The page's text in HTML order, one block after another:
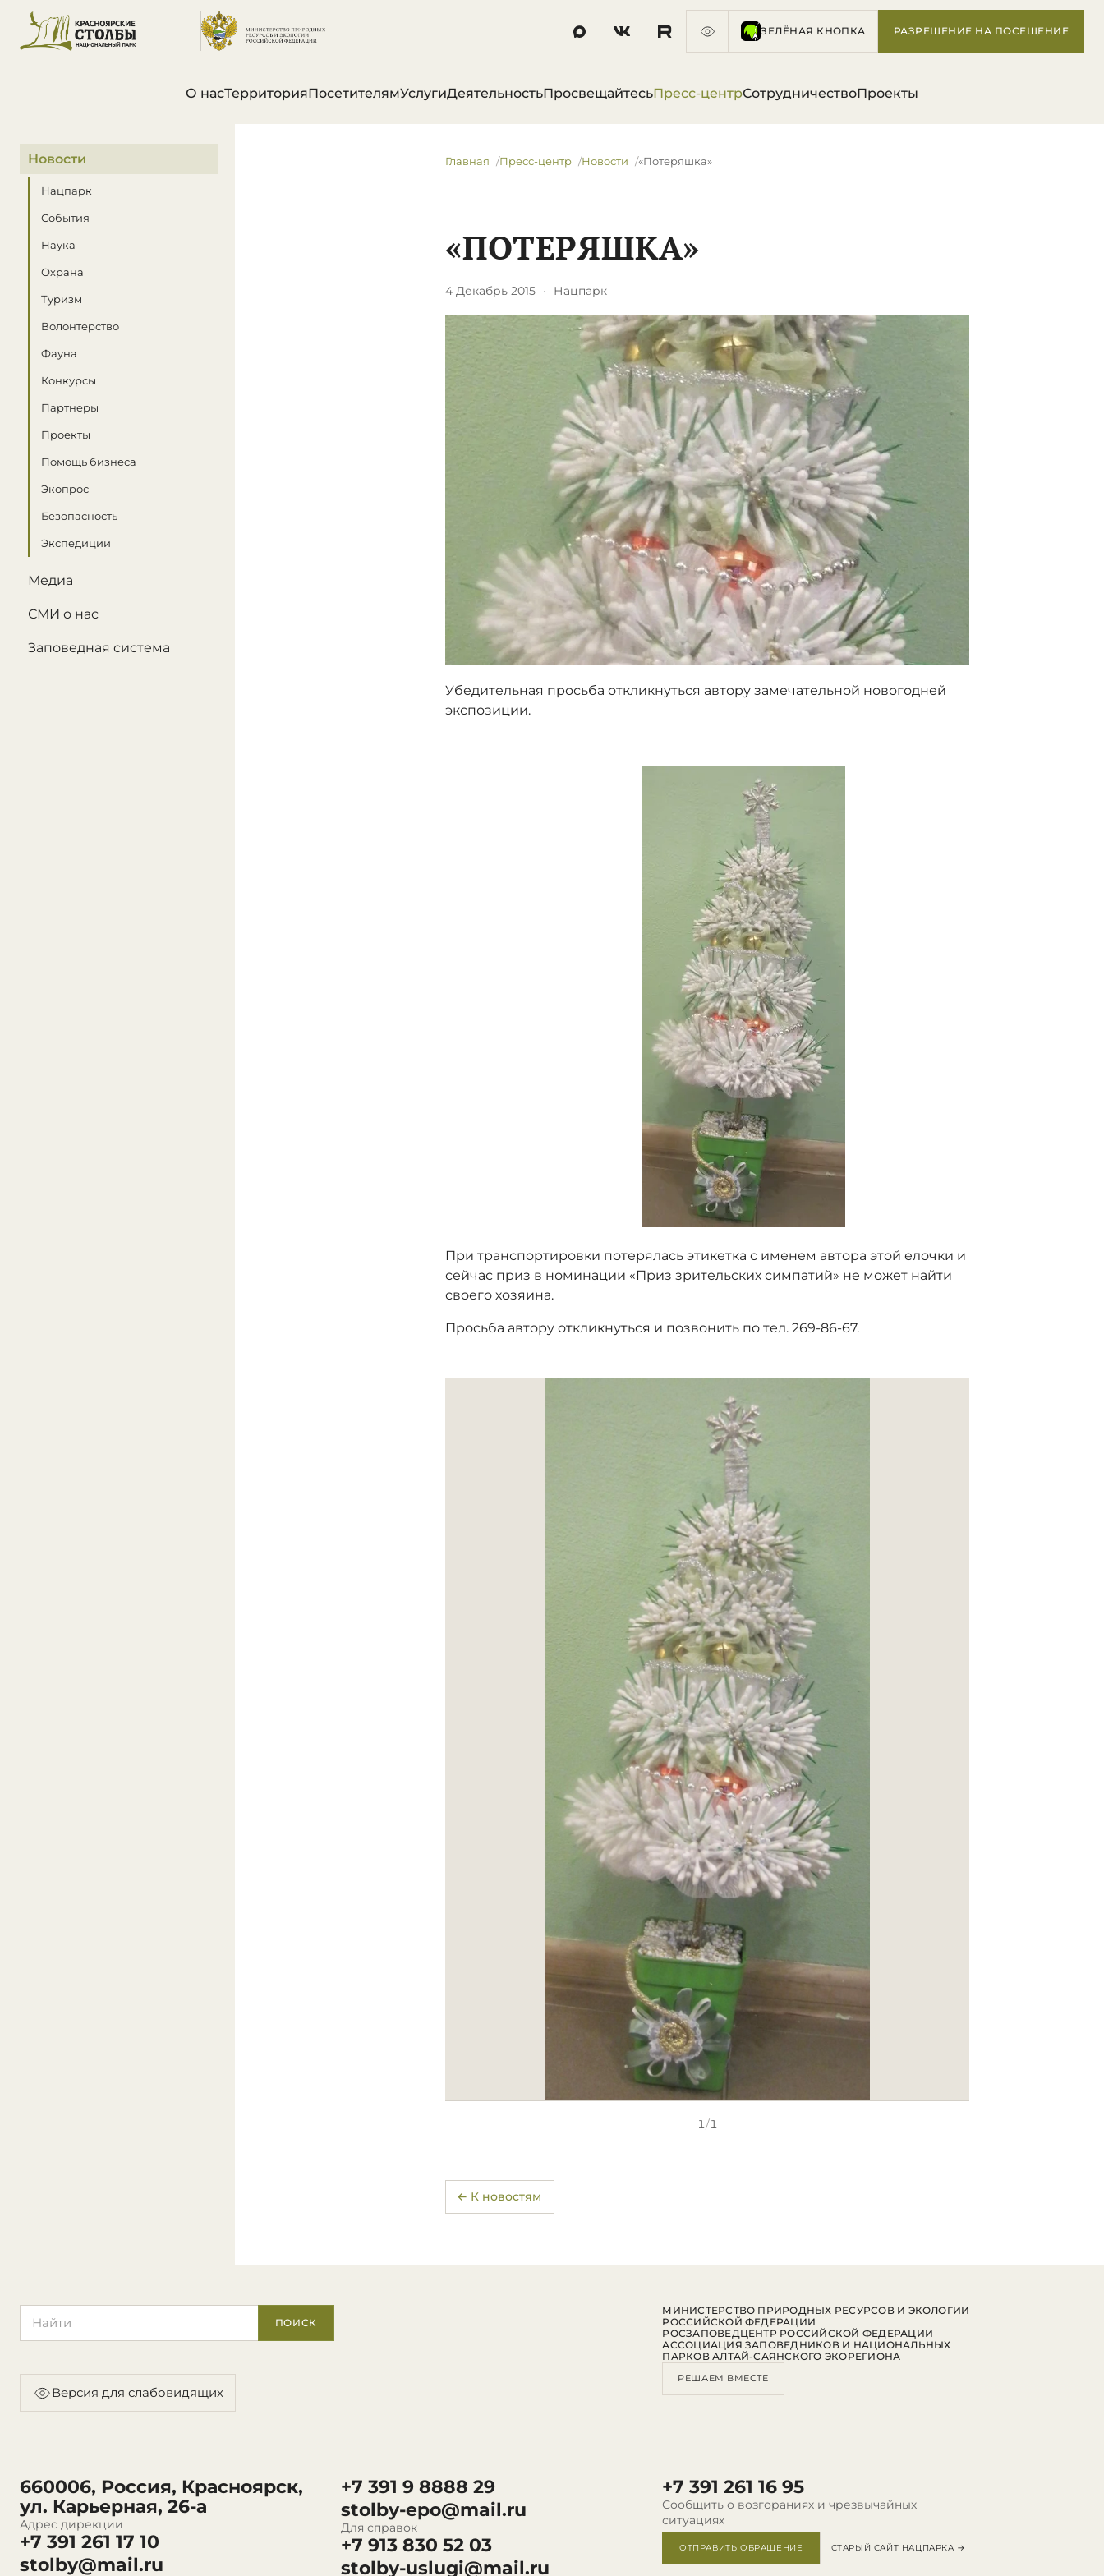
ЗЕЛЁНАЯ КНОПКА РАЗРЕШЕНИЕ НА ПОСЕЩЕНИЕ
О насТерриторияПосетителямУслугиДеятельностьПросвещайтесьПресс-центрСотрудничествоПроекты
В этом разделе
Новости
Нацпарк
События
Наука
Охрана
Туризм
Волонтерство
Фауна
Конкурсы
Партнеры
Проекты
Помощь бизнеса
Экопрос
Безопасность
Экспедиции
Медиа
СМИ о нас
Заповедная система
Главная Пресс-центр Новости «Потеряшка»
«ПОТЕРЯШКА»
4 Декабрь 2015 · Нацпарк
Убедительная просьба откликнуться автору замечательной новогодней
экспозиции.
При транспортировки потерялась этикетка с именем автора этой елочки и
сейчас приз в номинации «Приз зрительских симпатий» не может найти
своего хозяина.
Просьба автору откликнуться и позвонить по тел. 269-86-67.
1/1
← К новостям
ПОИСК
Версия для слабовидящих
660006, Россия, Красноярск,
ул. Карьерная, 26-а
Адрес дирекции
+7 391 261 17 10
stolby@mail.ru
+7 391 9 8888 29
stolby-epo@mail.ru
Для справок
+7 913 830 52 03
stolby-uslugi@mail.ru
+7 391 261 16 95
Сообщить о возгораниях и чрезвычайных
ситуациях
ОТПРАВИТЬ ОБРАЩЕНИЕ СТАРЫЙ САЙТ НАЦПАРКА →
МИНИСТЕРСТВО ПРИРОДНЫХ РЕСУРСОВ И ЭКОЛОГИИ
РОССИЙСКОЙ ФЕДЕРАЦИИ
РОСЗАПОВЕДЦЕНТР РОССИЙСКОЙ ФЕДЕРАЦИИ
АССОЦИАЦИЯ ЗАПОВЕДНИКОВ И НАЦИОНАЛЬНЫХ
ПАРКОВ АЛТАЙ-САЯНСКОГО ЭКОРЕГИОНА
РЕШАЕМ ВМЕСТЕ